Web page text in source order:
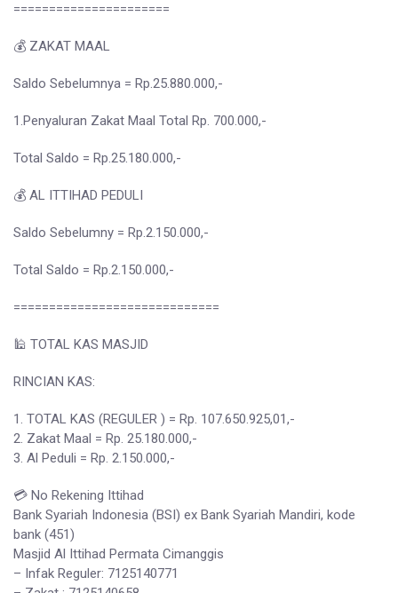
======================
💰 ZAKAT MAAL
Saldo Sebelumnya = Rp.25.880.000,-
1.Penyaluran Zakat Maal Total Rp. 700.000,-
Total Saldo = Rp.25.180.000,-
💰 AL ITTIHAD PEDULI
Saldo Sebelumny = Rp.2.150.000,-
Total Saldo = Rp.2.150.000,-
=============================
🕌 TOTAL KAS MASJID
RINCIAN KAS:
1. TOTAL KAS (REGULER ) = Rp. 107.650.925,01,-
2. Zakat Maal = Rp. 25.180.000,-
3. Al Peduli = Rp. 2.150.000,-
💳 No Rekening Ittihad
Bank Syariah Indonesia (BSI) ex Bank Syariah Mandiri, kode
bank (451)
Masjid Al Ittihad Permata Cimanggis
– Infak Reguler: 7125140771